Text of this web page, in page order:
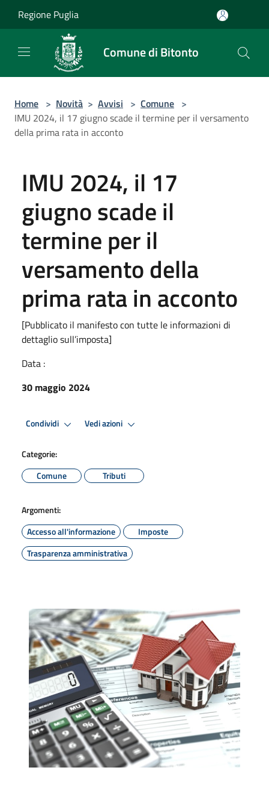
Regione Puglia
Comune di Bitonto
Home > Novità > Avvisi > Comune >
IMU 2024, il 17 giugno scade il termine per il versamento
della prima rata in acconto
IMU 2024, il 17
giugno scade il
termine per il
versamento della
prima rata in acconto
[Pubblicato il manifesto con tutte le informazioni di
dettaglio sull’imposta]
Data :
30 maggio 2024
Condividi Vedi azioni
Categorie:
Comune
Tributi
Argomenti:
Accesso all'informazione
Imposte
Trasparenza amministrativa